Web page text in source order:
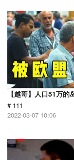
【越哥】人口51万
# 111
2022-03-07 10:06